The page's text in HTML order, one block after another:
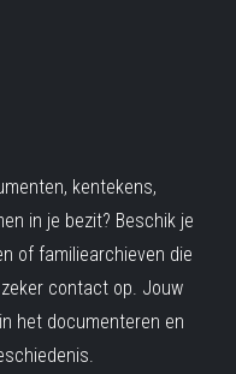
kentekens,
in je bezit? Beschik je
of familiearchieven die
contact op. Jouw
het documenteren en